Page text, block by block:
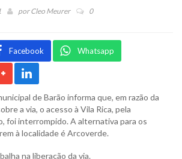
porCleo Meurer 0
Facebook Whatsapp
de Barão informa que, em razão da
a via, o acesso à Vila Rica, pela
foi interrompido. A alternativa para os
à localidade é Arcoverde.
na liberação da via.